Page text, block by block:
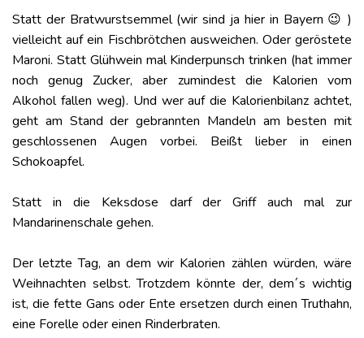
Statt der Bratwurstsemmel (wir sind ja hier in Bayern 😉 )
vielleicht auf ein Fischbrötchen ausweichen. Oder geröstete
Maroni. Statt Glühwein mal Kinderpunsch trinken (hat immer
noch genug Zucker, aber zumindest die Kalorien vom
Alkohol fallen weg). Und wer auf die Kalorienbilanz achtet,
geht am Stand der gebrannten Mandeln am besten mit
geschlossenen Augen vorbei. Beißt lieber in einen
Schokoapfel.
Statt in die Keksdose darf der Griff auch mal zur
Mandarinenschale gehen.
Der letzte Tag, an dem wir Kalorien zählen würden, wäre
Weihnachten selbst. Trotzdem könnte der, dem´s wichtig
ist, die fette Gans oder Ente ersetzen durch einen Truthahn,
eine Forelle oder einen Rinderbraten.